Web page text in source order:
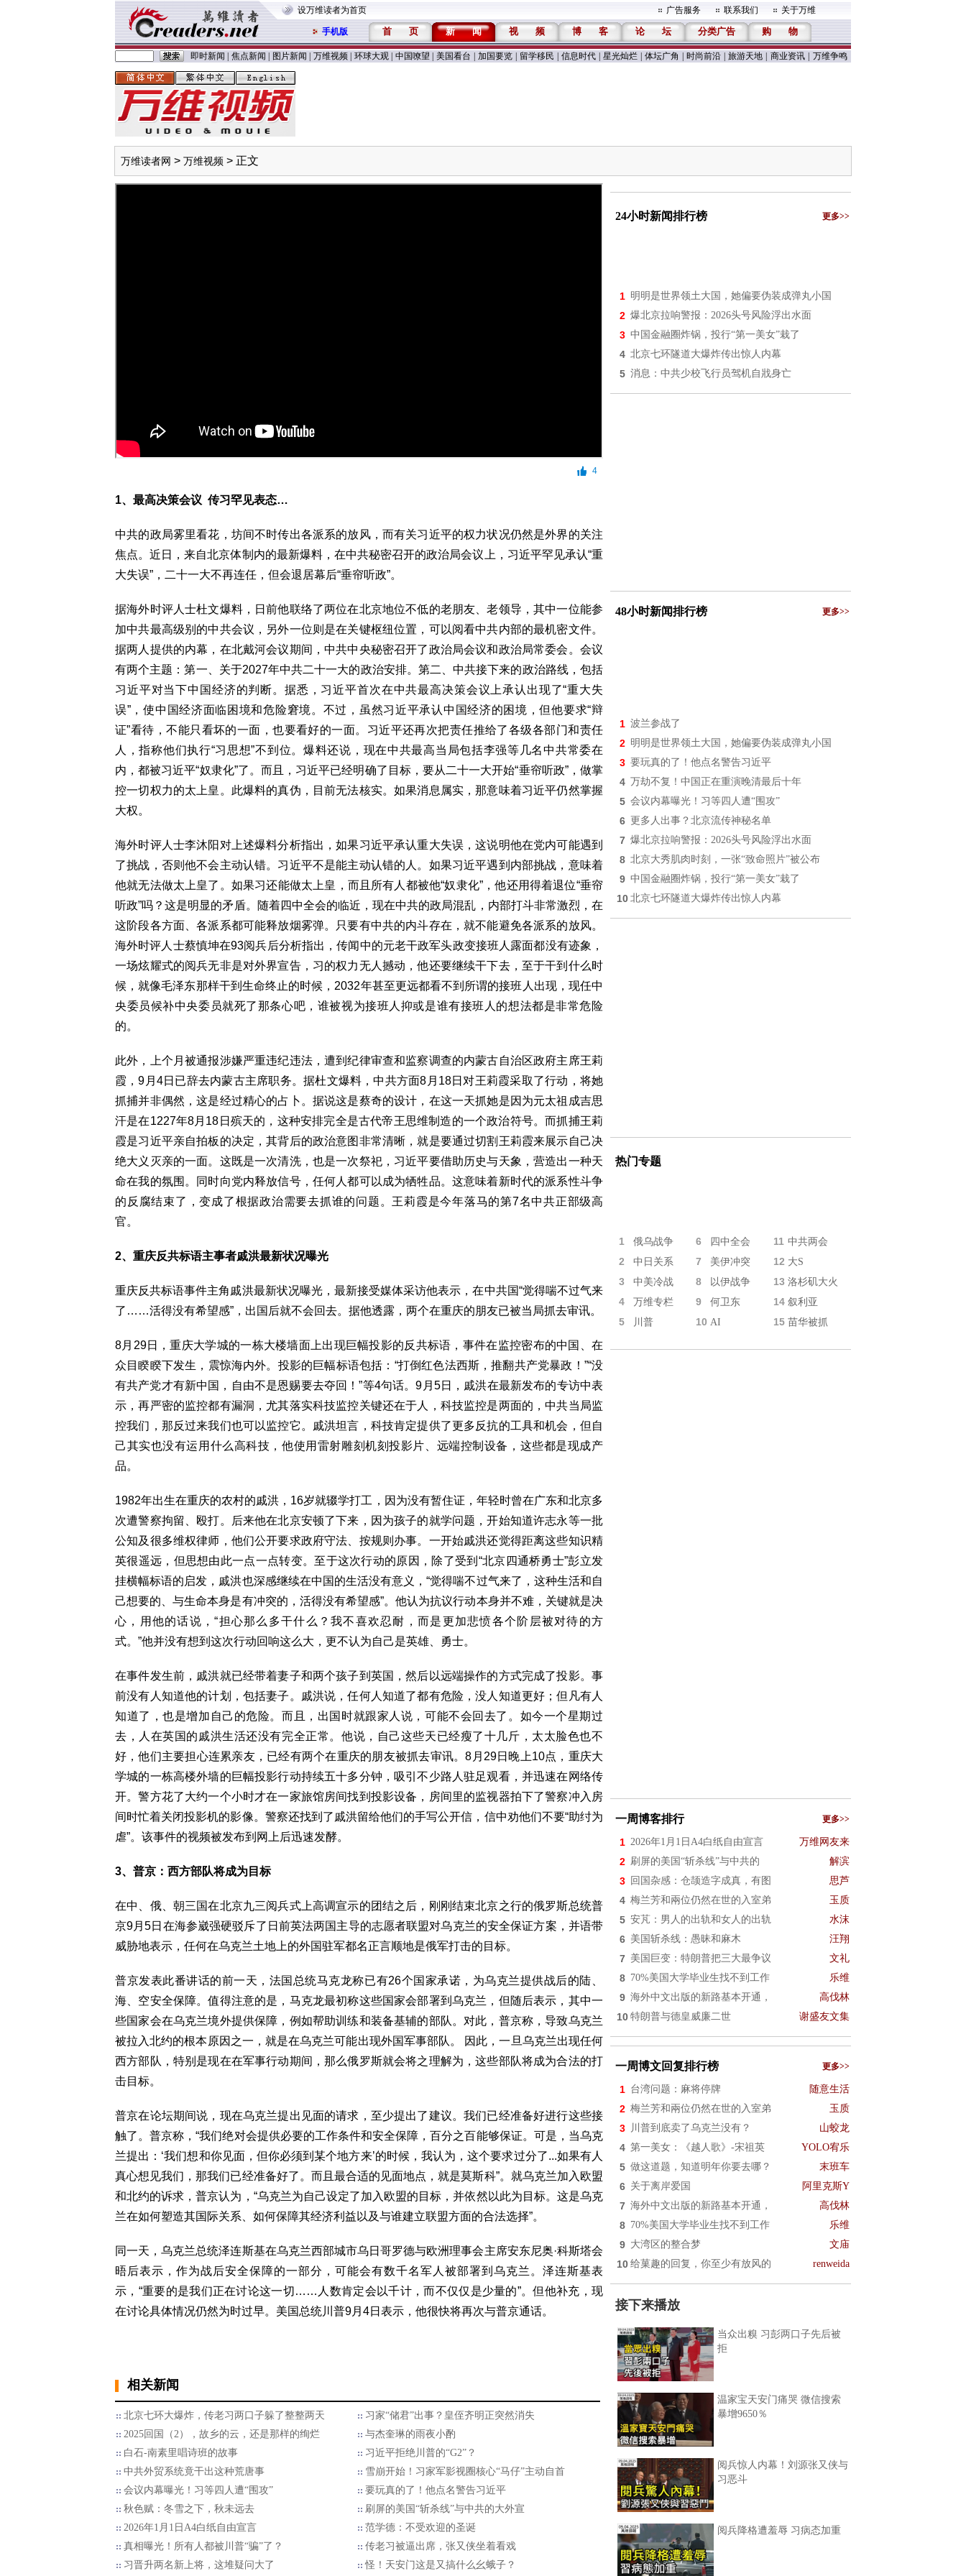
设万维读者为首页 广告服务 联系我们 关于万维
手机版 首 页 新 闻 视 频 博 客 论 坛 分类广告 购 物
即时新闻 焦点新闻 图片新闻 万维视频 环球大观 中国嘹望 美国看台 加国要览 留学移民 信息时代 星光灿烂 体坛广角 时尚前沿 旅游天地 商业资讯 万维争鸣
万维读者网 > 万维视频 > 正文
4
1、最高决策会议 传习罕见表态…
中共的政局雾里看花，坊间不时传出各派系的放风，而有关习近平的权力状况仍然是外界的关注
焦点。近日，来自北京体制内的最新爆料，在中共秘密召开的政治局会议上，习近平罕见承认“重
大失误”，二十一大不再连任，但会退居幕后“垂帘听政”。
据海外时评人士杜文爆料，日前他联络了两位在北京地位不低的老朋友、老领导，其中一位能参
加中共最高级别的中共会议，另外一位则是在关键枢纽位置，可以阅看中共内部的最机密文件。
据两人提供的内幕，在北戴河会议期间，中共中央秘密召开了政治局会议和政治局常委会。会议
有两个主题：第一、关于2027年中共二十一大的政治安排。第二、中共接下来的政治路线，包括
习近平对当下中国经济的判断。据悉，习近平首次在中共最高决策会议上承认出现了“重大失
误”，使中国经济面临困境和危险窘境。不过，虽然习近平承认中国经济的困境，但他要求“辩
证”看待，不能只看坏的一面，也要看好的一面。习近平还再次把责任推给了各级各部门和责任
人，指称他们执行“习思想”不到位。爆料还说，现在中共最高当局包括李强等几名中共常委在
内，都被习近平“奴隶化”了。而且，习近平已经明确了目标，要从二十一大开始“垂帘听政”，做掌
控一切权力的太上皇。此爆料的真伪，目前无法核实。如果消息属实，那意味着习近平仍然掌握
大权。
海外时评人士李沐阳对上述爆料分析指出，如果习近平承认重大失误，这说明他在党内可能遇到
了挑战，否则他不会主动认错。习近平不是能主动认错的人。如果习近平遇到内部挑战，意味着
他就无法做太上皇了。如果习还能做太上皇，而且所有人都被他“奴隶化”，他还用得着退位“垂帘
听政”吗？这是明显的矛盾。随着四中全会的临近，现在中共的政局混乱，内部打斗非常激烈，在
这阶段各方面、各派系都可能释放烟雾弹。只要有中共的内斗存在，就不能避免各派系的放风。
海外时评人士蔡慎坤在93阅兵后分析指出，传闻中的元老干政军头政变接班人露面都没有迹象，
一场炫耀式的阅兵无非是对外界宣告，习的权力无人撼动，他还要继续干下去，至于干到什么时
候，就像毛泽东那样干到生命终止的时候，2032年甚至更远都看不到所谓的接班人出现，现任中
央委员候补中央委员就死了那条心吧，谁被视为接班人抑或是谁有接班人的想法都是非常危险
的。
此外，上个月被通报涉嫌严重违纪违法，遭到纪律审查和监察调查的内蒙古自治区政府主席王莉
霞，9月4日已辞去内蒙古主席职务。据杜文爆料，中共方面8月18日对王莉霞采取了行动，将她
抓捕并非偶然，这是经过精心的占卜。据说这是蔡奇的设计，在这一天抓她是因为元太祖成吉思
汗是在1227年8月18日殡天的，这种安排完全是古代帝王思维制造的一个政治符号。而抓捕王莉
霞是习近平亲自拍板的决定，其背后的政治意图非常清晰，就是要通过切割王莉霞来展示自己决
绝大义灭亲的一面。这既是一次清洗，也是一次祭祀，习近平要借助历史与天象，营造出一种天
命在我的氛围。同时向党内释放信号，任何人都可以成为牺牲品。这意味着新时代的派系性斗争
的反腐结束了，变成了根据政治需要去抓谁的问题。王莉霞是今年落马的第7名中共正部级高
官。
2、重庆反共标语主事者戚洪最新状况曝光
重庆反共标语事件主角戚洪最新状况曝光，最新接受媒体采访他表示，在中共国“觉得喘不过气来
了……活得没有希望感”，出国后就不会回去。据他透露，两个在重庆的朋友已被当局抓去审讯。
8月29日，重庆大学城的一栋大楼墙面上出现巨幅投影的反共标语，事件在监控密布的中国、在
众目睽睽下发生，震惊海内外。投影的巨幅标语包括：“打倒红色法西斯，推翻共产党暴政！”“没
有共产党才有新中国，自由不是恩赐要去夺回！”等4句话。9月5日，戚洪在最新发布的专访中表
示，再严密的监控都有漏洞，尤其落实科技监控关键还在于人，科技监控是两面的，中共当局监
控我们，那反过来我们也可以监控它。戚洪坦言，科技肯定提供了更多反抗的工具和机会，但自
己其实也没有运用什么高科技，他使用雷射雕刻机刻投影片、远端控制设备，这些都是现成产
品。
1982年出生在重庆的农村的戚洪，16岁就辍学打工，因为没有暂住证，年轻时曾在广东和北京多
次遭警察拘留、殴打。后来他在北京安顿了下来，因为孩子的就学问题，开始知道许志永等一批
公知及很多维权律师，他们公开要求政府守法、按规则办事。一开始戚洪还觉得距离这些知识精
英很遥远，但思想由此一点一点转变。至于这次行动的原因，除了受到“北京四通桥勇士”彭立发
挂横幅标语的启发，戚洪也深感继续在中国的生活没有意义，“觉得喘不过气来了，这种生活和自
己想要的、与生命本身是有冲突的，活得没有希望感”。他认为抗议行动本身并不难，关键就是决
心，用他的话说，“担心那么多干什么？我不喜欢忍耐，而是更加悲愤各个阶层被对待的方
式。”他并没有想到这次行动回响这么大，更不认为自己是英雄、勇士。
在事件发生前，戚洪就已经带着妻子和两个孩子到英国，然后以远端操作的方式完成了投影。事
前没有人知道他的计划，包括妻子。戚洪说，任何人知道了都有危险，没人知道更好；但凡有人
知道了，也是增加自己的危险。而且，出国时就跟家人说，可能不会回去了。如今一个星期过
去，人在英国的戚洪生活还没有完全正常。他说，自己这些天已经瘦了十几斤，太太脸色也不
好，他们主要担心连累亲友，已经有两个在重庆的朋友被抓去审讯。8月29日晚上10点，重庆大
学城的一栋高楼外墙的巨幅投影行动持续五十多分钟，吸引不少路人驻足观看，并迅速在网络传
开。警方花了大约一个小时才在一家旅馆房间找到投影设备，房间里的监视器拍下了警察冲入房
间时忙着关闭投影机的影像。警察还找到了戚洪留给他们的手写公开信，信中劝他们不要“助纣为
虐”。该事件的视频被发布到网上后迅速发酵。
3、普京：西方部队将成为目标
在中、俄、朝三国在北京九三阅兵式上高调宣示的团结之后，刚刚结束北京之行的俄罗斯总统普
京9月5日在海参崴强硬驳斥了日前英法两国主导的志愿者联盟对乌克兰的安全保证方案，并语带
威胁地表示，任何在乌克兰土地上的外国驻军都名正言顺地是俄军打击的目标。
普京发表此番讲话的前一天，法国总统马克龙称已有26个国家承诺，为乌克兰提供战后的陆、
海、空安全保障。值得注意的是，马克龙最初称这些国家会部署到乌克兰，但随后表示，其中一
些国家会在乌克兰境外提供保障，例如帮助训练和装备基辅的部队。对此，普京称，导致乌克兰
被拉入北约的根本原因之一，就是在乌克兰可能出现外国军事部队。 因此，一旦乌克兰出现任何
西方部队，特别是现在在军事行动期间，那么俄罗斯就会将之理解为，这些部队将成为合法的打
击目标。
普京在论坛期间说，现在乌克兰提出见面的请求，至少提出了建议。我们已经准备好进行这些接
触了。普京称，“我们绝对会提供必要的工作条件和安全保障，百分之百能够保证。可是，当乌克
兰提出：‘我们想和你见面，但你必须到某个地方来’的时候，我认为，这个要求过分了...如果有人
真心想见我们，那我们已经准备好了。而且最合适的见面地点，就是莫斯科”。就乌克兰加入欧盟
和北约的诉求，普京认为，“乌克兰为自己设定了加入欧盟的目标，并依然以此为目标。这是乌克
兰在如何塑造其国际关系、如何保障其经济利益以及与谁建立联盟方面的合法选择”。
同一天，乌克兰总统泽连斯基在乌克兰西部城市乌日哥罗德与欧洲理事会主席安东尼奥·科斯塔会
晤后表示，作为战后安全保障的一部分，可能会有数千名军人被部署到乌克兰。泽连斯基表
示，“重要的是我们正在讨论这一切……人数肯定会以千计，而不仅仅是少量的”。但他补充，现
在讨论具体情况仍然为时过早。美国总统川普9月4日表示，他很快将再次与普京通话。
相关新闻
北京七环大爆炸，传老习两口子躲了整整两天
习家“储君”出事？皇侄齐明正突然消失
2025回国（2），故乡的云，还是那样的绚烂
与杰奎琳的雨夜小酌
白石-南素里唱诗班的故事
习近平拒绝川普的“G2”？
中共外贸系统竟干出这种荒唐事
雪崩开始！习家军影视圈核心“马仔”主动自首
会议内幕曝光！习等四人遭“围攻”
要玩真的了！他点名警告习近平
秋色赋：冬雪之下，秋未远去
刷屏的美国“斩杀线”与中共的大外宣
2026年1月1日A4白纸自由宣言
范学德：不受欢迎的圣诞
真相曝光！所有人都被川普“骗”了？
传老习被逼出席，张又侠坐着看戏
习晋升两名新上将，这堆疑问大了
怪！天安门这是又搞什么幺蛾子？
24小时新闻排行榜 更多>>
1 明明是世界领土大国，她偏要伪装成弹丸小国
2 爆北京拉响警报：2026头号风险浮出水面
3 中国金融圈炸锅，投行“第一美女”栽了
4 北京七环隧道大爆炸传出惊人内幕
5 消息：中共少校飞行员驾机自戕身亡
48小时新闻排行榜 更多>>
1 波兰参战了
2 明明是世界领土大国，她偏要伪装成弹丸小国
3 要玩真的了！他点名警告习近平
4 万劫不复！中国正在重演晚清最后十年
5 会议内幕曝光！习等四人遭“围攻”
6 更多人出事？北京流传神秘名单
7 爆北京拉响警报：2026头号风险浮出水面
8 北京大秀肌肉时刻，一张“致命照片”被公布
9 中国金融圈炸锅，投行“第一美女”栽了
10 北京七环隧道大爆炸传出惊人内幕
热门专题
1 俄乌战争 6 四中全会 11 中共两会
2 中日关系 7 美伊冲突 12 大S
3 中美冷战 8 以伊战争 13 洛杉矶大火
4 万维专栏 9 何卫东 14 叙利亚
5 川普 10 AI 15 苗华被抓
一周博客排行 更多>>
1 2026年1月1日A4白纸自由宣言 万维网友来
2 刷屏的美国“斩杀线”与中共的 解滨
3 回国杂感：仓颉造字成真，有图 思芦
4 梅兰芳和兩位仍然在世的入室弟 玉质
5 安芃：男人的出轨和女人的出轨 水沫
6 美国斩杀线：愚昧和麻木 汪翔
7 美国巨变：特朗普把三大最争议 文礼
8 70%美国大学毕业生找不到工作 乐维
9 海外中文出版的新路基本开通， 高伐林
10 特朗普与德皇威廉二世 谢盛友文集
一周博文回复排行榜 更多>>
1 台湾问题：麻将停牌 随意生活
2 梅兰芳和兩位仍然在世的入室弟 玉质
3 川普到底卖了乌克兰没有？ 山蛟龙
4 第一美女：《越人歌》-宋祖英 YOLO宥乐
5 做这道题，知道明年你要去哪？ 末班车
6 关于离岸爱国 阿里克斯Y
7 海外中文出版的新路基本开通， 高伐林
8 70%美国大学毕业生找不到工作 乐维
9 大湾区的整合梦 文庙
10 给菓趣的回复，你至少有放风的 renweida
接下来播放
当众出糗 习彭两口子先后被
拒
温家宝天安门痛哭 微信搜索
暴增9650％
阅兵惊人内幕！刘源张又侠与
习恶斗
阅兵降格遭羞辱 习病态加重